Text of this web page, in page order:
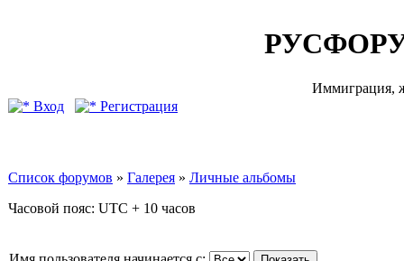
Иммиграция,
Вход
Регистрация
Список форумов » Галерея » Личные альбомы
Часовой пояс: UTC + 10 часов